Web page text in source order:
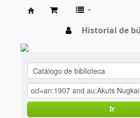
Historial de
Ir